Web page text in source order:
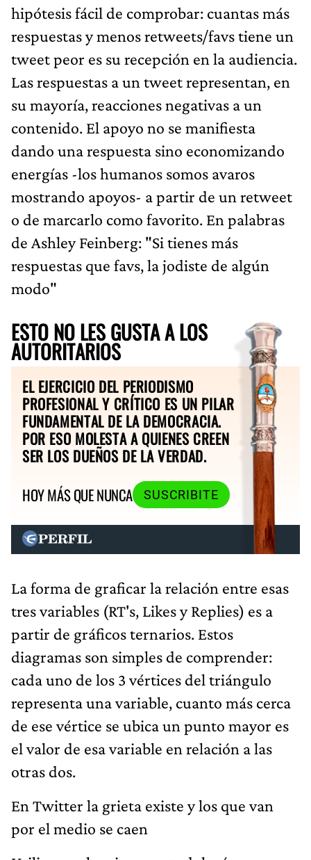
hipótesis fácil de comprobar: cuantas más
respuestas y menos retweets/favs tiene un
tweet peor es su recepción en la audiencia.
Las respuestas a un tweet representan, en
su mayoría, reacciones negativas a un
contenido. El apoyo no se manifiesta
dando una respuesta sino economizando
energías -los humanos somos avaros
mostrando apoyos- a partir de un retweet
o de marcarlo como favorito. En palabras
de Ashley Feinberg: "Si tienes más
respuestas que favs, la jodiste de algún
modo"
ESTO NO LES GUSTA A LOS
AUTORITARIOS
EL EJERCICIO DEL PERIODISMO
PROFESIONAL Y CRÍTICO ES UN PILAR
FUNDAMENTAL DE LA DEMOCRACIA.
POR ESO MOLESTA A QUIENES CREEN
SER LOS DUEÑOS DE LA VERDAD.
HOY MÁS QUE NUNCA
SUSCRIBITE
La forma de graficar la relación entre esas
tres variables (RT's, Likes y Replies) es a
partir de gráficos ternarios. Estos
diagramas son simples de comprender:
cada uno de los 3 vértices del triángulo
representa una variable, cuanto más cerca
de ese vértice se ubica un punto mayor es
el valor de esa variable en relación a las
otras dos.
En Twitter la grieta existe y los que van
por el medio se caen